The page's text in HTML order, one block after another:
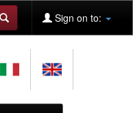
Sign on to: